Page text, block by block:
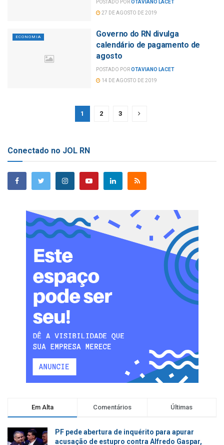
POSTADO POROTAVIANO LACET
27 DE AGOSTO DE 2019
ECONOMIA
Governo do RN divulga
calendário de pagamento de
agosto
POSTADO POROTAVIANO LACET
14 DE AGOSTO DE 2019
1 2 3
Conectado no JOL RN
Em Alta Comentários Últimas
PF pede abertura de inquérito para apurar
acusação de estupro contra Alfredo Gaspar,